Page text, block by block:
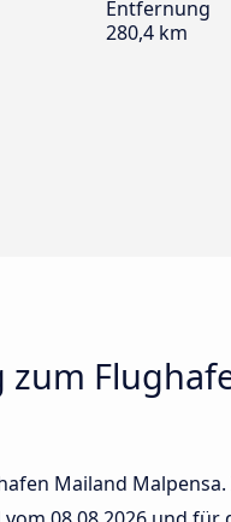
Entfernung
280,4 km
Mailand